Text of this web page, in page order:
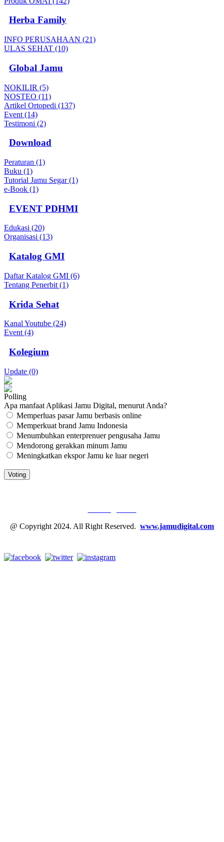
Herba Family
INFO PERUSAHAAN (21)
ULAS SEHAT (10)
Global Jamu
NOKILIR (5)
NOSTEO (11)
Artikel Ortopedi (137)
Event (14)
Testimoni (2)
Download
Peraturan (1)
Buku (1)
Tutorial Jamu Segar (1)
e-Book (1)
EVENT PDHMI
Edukasi (20)
Organisasi (13)
Katalog GMI
Daftar Katalog GMI (6)
Tentang Penerbit (1)
Krida Sehat
Kanal Youtube (24)
Event (4)
Kolegium
Update (0)
Polling
Apa manfaat Aplikasi Jamu Digital, menurut Anda?
Memperluas pasar Jamu berbasis online
Memperkuat brand Jamu Indonesia
Menumbuhkan enterprenuer pengusaha Jamu
Mendorong gerakkan minum Jamu
Meningkatkan ekspor Jamu ke luar negeri
@ Copyright 2024. All Right Reserved. www.jamudigital.com